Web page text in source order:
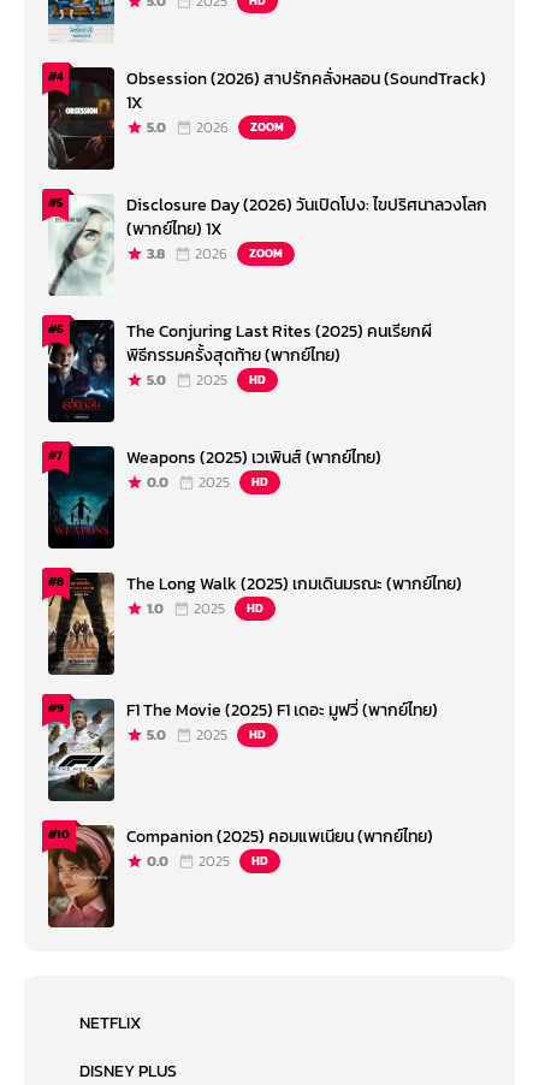
#4
Obsession (2026) สาปรักคลั่งหลอน (SoundTrack)
1X
5.0 2026 ZOOM
#5
Disclosure Day (2026) วันเปิดโปง: ไขปริศนาลวงโลก
(พากย์ไทย) 1X
3.8 2026 ZOOM
#6
The Conjuring Last Rites (2025) คนเรียกผี
พิธีกรรมครั้งสุดท้าย (พากย์ไทย)
5.0 2025 HD
#7 Weapons (2025) เวเพินส์ (พากย์ไทย)
0.0 2025 HD
#8 The Long Walk (2025) เกมเดินมรณะ (พากย์ไทย)
1.0 2025 HD
#9 F1 The Movie (2025) F1 เดอะ มูฟวี่ (พากย์ไทย)
5.0 2025 HD
#10 Companion (2025) คอมแพเนียน (พากย์ไทย)
0.0 2025 HD
NETFLIX
DISNEY PLUS